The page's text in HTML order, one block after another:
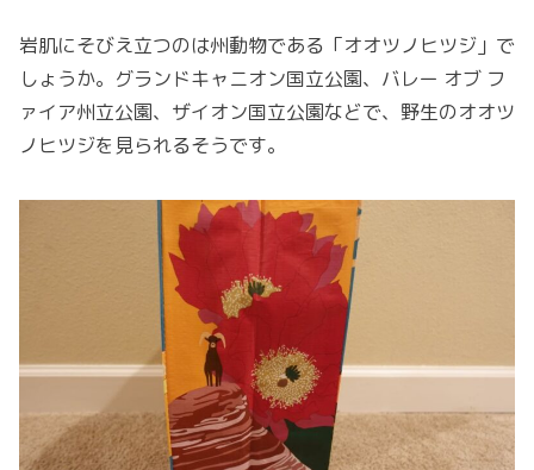
岩肌にそびえ立つのは州動物である「オオツノヒツジ」で
しょうか。グランドキャニオン国立公園、バレー オブ フ
ァイア州立公園、ザイオン国立公園などで、野生のオオツ
ノヒツジを見られるそうです。